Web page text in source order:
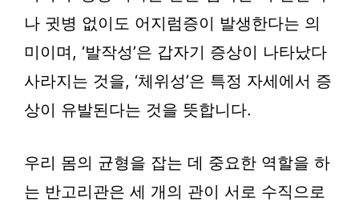
나 귓병 없이도 어지럼증이 발생한다는 의
미이며, ‘발작성’은 갑자기 증상이 나타났다
사라지는 것을, ‘체위성’은 특정 자세에서 증
상이 유발된다는 것을 뜻합니다.
우리 몸의 균형을 잡는 데 중요한 역할을 하
는 반고리관은 세 개의 관이 서로 수직으로